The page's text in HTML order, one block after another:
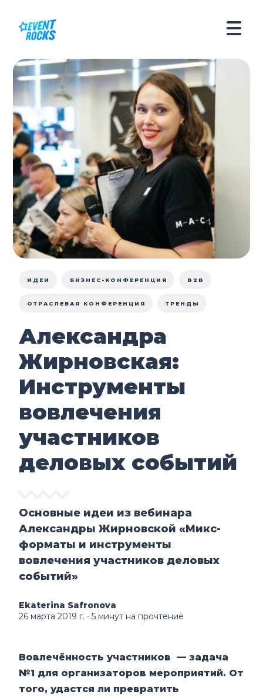
ИДЕИ БИЗНЕС-КОНФЕРЕНЦИЯ B2B
ОТРАСЛЕВАЯ КОНФЕРЕНЦИЯ ТРЕНДЫ
Александра
Жирновская:
Инструменты
вовлечения
участников
деловых событий
Основные идеи из вебинара
Александры Жирновской «Микс-
форматы и инструменты
вовлечения участников деловых
событий»
Ekaterina Safronova
26 марта 2019 г. ∙ 5 минут на прочтение
Вовлечённость участников — задача
№1 для организаторов мероприятий. От
того, удастся ли превратить